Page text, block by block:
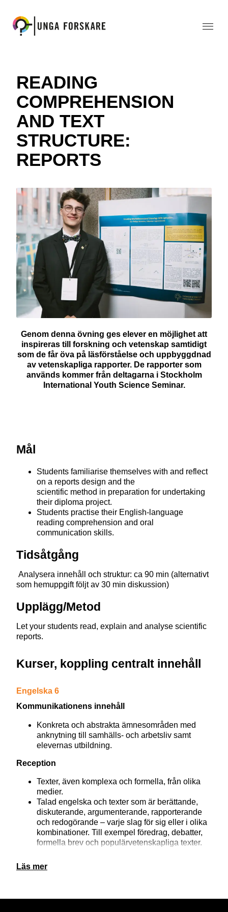
READING
COMPREHENSION
AND TEXT
STRUCTURE:
REPORTS
Genom denna övning ges elever en möjlighet att
inspireras till forskning och vetenskap samtidigt
som de får öva på läsförståelse och uppbyggdnad
av vetenskapliga rapporter. De rapporter som
används kommer från deltagarna i Stockholm
International Youth Science Seminar.
Mål
Students familiarise themselves with and reflect
on a reports design and the
scientific method in preparation for undertaking
their diploma project.
Students practise their English-language
reading comprehension and oral
communication skills.
Tidsåtgång
Analysera innehåll och struktur: ca 90 min (alternativt
som hemuppgift följt av 30 min diskussion)
Upplägg/Metod
Let your students read, explain and analyse scientific
reports.
Kurser, koppling centralt innehåll
Engelska 6
Kommunikationens innehåll
Konkreta och abstrakta ämnesområden med
anknytning till samhälls- och arbetsliv samt
elevernas utbildning.
Reception
Texter, även komplexa och formella, från olika
medier.
Talad engelska och texter som är berättande,
diskuterande, argumenterande, rapporterande
och redogörande – varje slag för sig eller i olika
kombinationer. Till exempel föredrag, debatter,
formella brev och populärvetenskapliga texter.
argumenterar, ansöker, återger och
Läs mer